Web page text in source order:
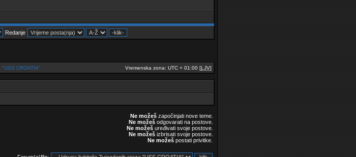
Redanje
CROATIA" Vremenska zona: UTC + 01:00 [LJV]
Ne možeš započinjati nove teme.
Ne možeš odgovarati na postove.
Ne možeš uređivati svoje postove.
Ne možeš izbrisati svoje postove.
Ne možeš postati privitke.